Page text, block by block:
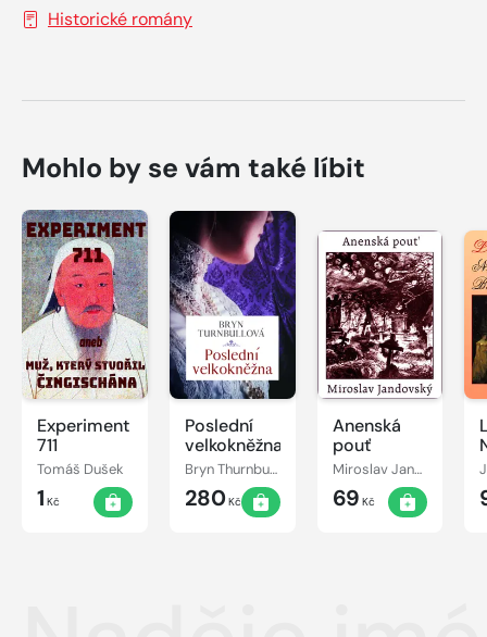
Historické romány
Mohlo by se vám také líbit
Experiment
711
Tomáš Dušek
1 Kč
Poslední
velkokněžna
Bryn Thurnbullová
280Kč
Anenská
pouť
Miroslav Jandovský
69 Kč